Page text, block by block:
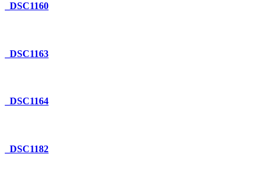
_DSC1160
_DSC1163
_DSC1164
_DSC1182